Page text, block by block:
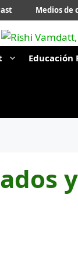
Medios de
Educación